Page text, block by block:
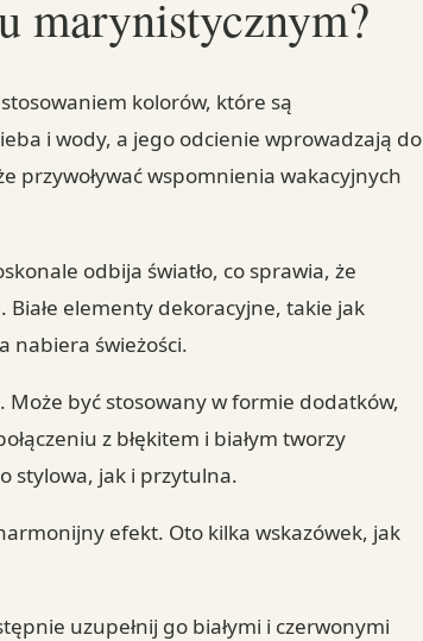
marynistycznym?
kolorów, które są
i wody, a jego odcienie wprowadzają do
przywoływać wspomnienia wakacyjnych
odbija światło, co sprawia, że
elementy dekoracyjne, takie jak
nabiera świeżości.
być stosowany w formie dodatków,
z błękitem i białym tworzy
stylowa, jak i przytulna.
efekt. Oto kilka wskazówek, jak
uzupełnij go białymi i czerwonymi